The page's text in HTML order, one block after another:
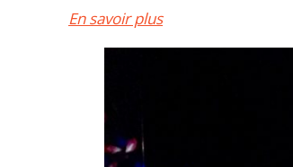
En savoir plus